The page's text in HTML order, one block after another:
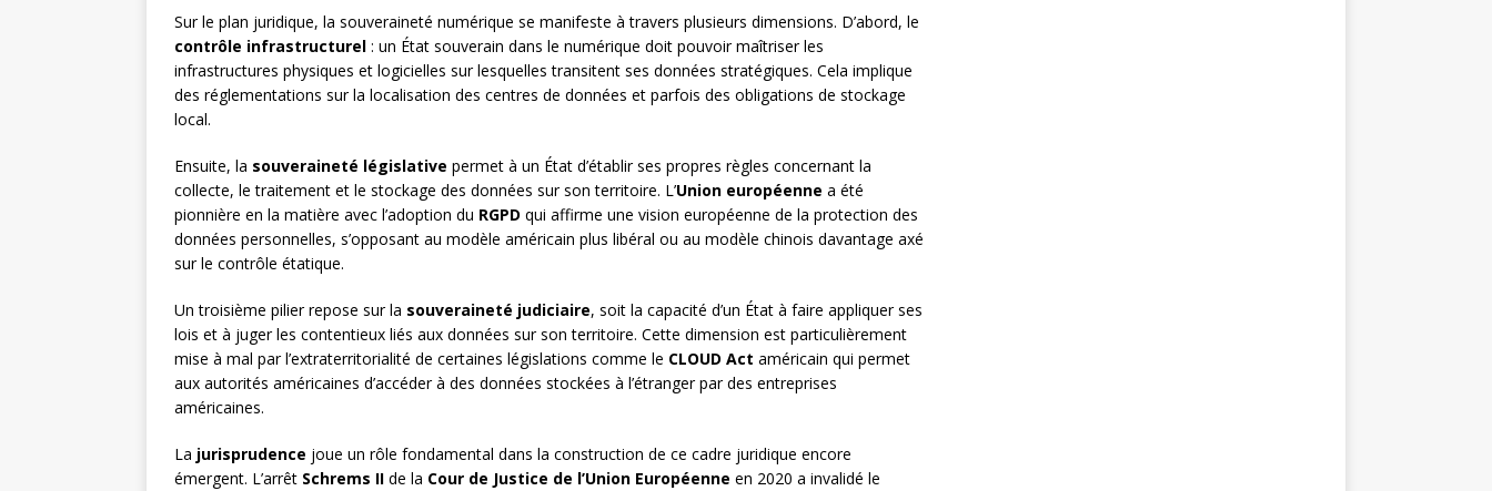
Sur le plan juridique, la souveraineté numérique se manifeste à travers plusieurs dimensions. D’abord, le
contrôle infrastructurel : un État souverain dans le numérique doit pouvoir maîtriser les
infrastructures physiques et logicielles sur lesquelles transitent ses données stratégiques. Cela implique
des réglementations sur la localisation des centres de données et parfois des obligations de stockage
local.
Ensuite, la souveraineté législative permet à un État d’établir ses propres règles concernant la
collecte, le traitement et le stockage des données sur son territoire. L’Union européenne a été
pionnière en la matière avec l’adoption du RGPD qui affirme une vision européenne de la protection des
données personnelles, s’opposant au modèle américain plus libéral ou au modèle chinois davantage axé
sur le contrôle étatique.
Un troisième pilier repose sur la souveraineté judiciaire, soit la capacité d’un État à faire appliquer ses
lois et à juger les contentieux liés aux données sur son territoire. Cette dimension est particulièrement
mise à mal par l’extraterritorialité de certaines législations comme le CLOUD Act américain qui permet
aux autorités américaines d’accéder à des données stockées à l’étranger par des entreprises
américaines.
La jurisprudence joue un rôle fondamental dans la construction de ce cadre juridique encore
émergent. L’arrêt Schrems II de la Cour de Justice de l’Union Européenne en 2020 a invalidé le